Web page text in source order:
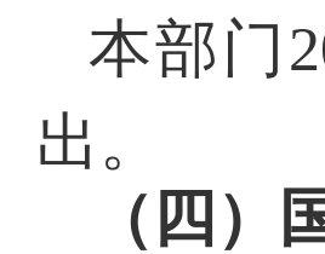
本部门
出。
（四